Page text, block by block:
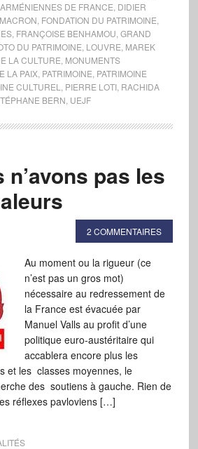
DE FRANCE DIDIER
FONDATION DU PATRIMOINE
, FRANÇOISE BENHAMOU GRAND
DU PATRIMOINE LOUVRE MAREK
LA CULTURE MONUMENTS
LA PAIX, PATRIMOINE PATRIMOINE
CULTUREL PIERRE LOTI, RACHIDA
BERN UEJF
n’avons pas les
2 COMMENTAIRES
Au moment ou la rigueur (ce
n’est pas un gros mot)
nécessaire au redressement de
la France est évacuée par
Manuel Valls au profit d’une
politique euro-austéritaire qui
accablera encore plus les
et les classes moyennes, le
des soutiens à gauche. Rien de
réflexes pavloviens […]